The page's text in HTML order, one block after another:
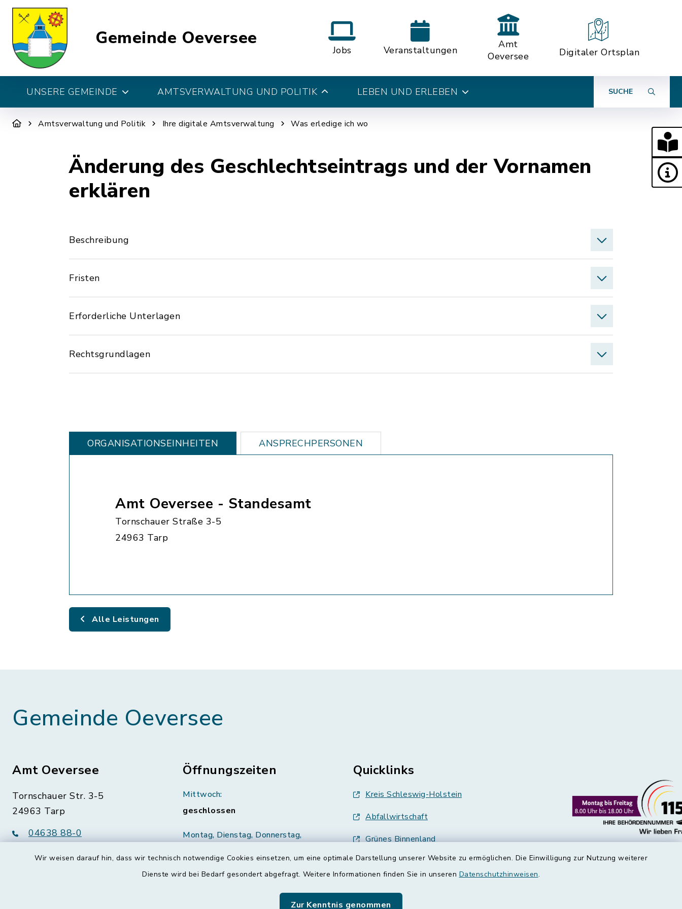
Wir weisen darauf hin, dass wir technisch notwendige Cookies einsetzen, um eine optimale Darstellung unserer Website zu ermöglichen. Die Einwilligung zur Nutzung weiterer
Dienste wird bei Bedarf gesondert abgefragt. Weitere Informationen finden Sie in unseren Datenschutzhinweisen.
Zur Kenntnis genommen
Gemeinde Oeversee
Jobs Veranstaltungen
Amt
Oeversee
Digitaler Ortsplan
UNSERE GEMEINDE AMTSVERWALTUNG UND POLITIK LEBEN UND ERLEBEN SUCHE
Amtsverwaltung und Politik Ihre digitale Amtsverwaltung Was erledige ich wo
Änderung des Geschlechtseintrags und der Vornamen
erklären
Beschreibung
Fristen
Erforderliche Unterlagen
Rechtsgrundlagen
ORGANISATIONS­EINHEITEN ANSPRECHPERSONEN
Amt Oeversee - Standesamt
Tornschauer Straße 3-5
24963 Tarp
Alle Leistungen
Gemeinde Oeversee
Amt Oeversee
Tornschauer Str. 3-5
24963 Tarp
04638 88-0
info@amt-oeversee.de
Öffnungszeiten
Mittwoch:
geschlossen
Montag, Dienstag, Donnerstag,
08:30-12:00 Uhr
Quicklinks
Kreis Schleswig-Holstein
Abfallwirtschaft
Grünes Binnenland
Treenespiegel
ETS